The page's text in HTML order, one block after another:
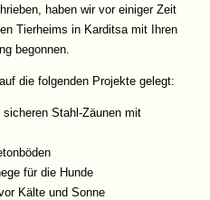
haben wir vor einiger Zeit
Tierheims in Karditsa mit Ihren
begonnen.
die folgenden Projekte gelegt:
Stahl-Zäunen mit
für die Hunde
Kälte und Sonne